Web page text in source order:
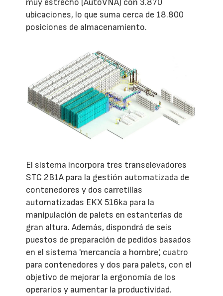
muy estrecho (AutoVNA) con 3.870
ubicaciones, lo que suma cerca de 18.800
posiciones de almacenamiento.
El sistema incorpora tres transelevadores
STC 2B1A para la gestión automatizada de
contenedores y dos carretillas
automatizadas EKX 516ka para la
manipulación de palets en estanterías de
gran altura. Además, dispondrá de seis
puestos de preparación de pedidos basados
en el sistema 'mercancía a hombre', cuatro
para contenedores y dos para palets, con el
objetivo de mejorar la ergonomía de los
operarios y aumentar la productividad.